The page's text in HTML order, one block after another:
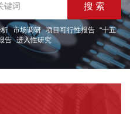
市场调研 项目可行性报告
“十五
告 进入性研究